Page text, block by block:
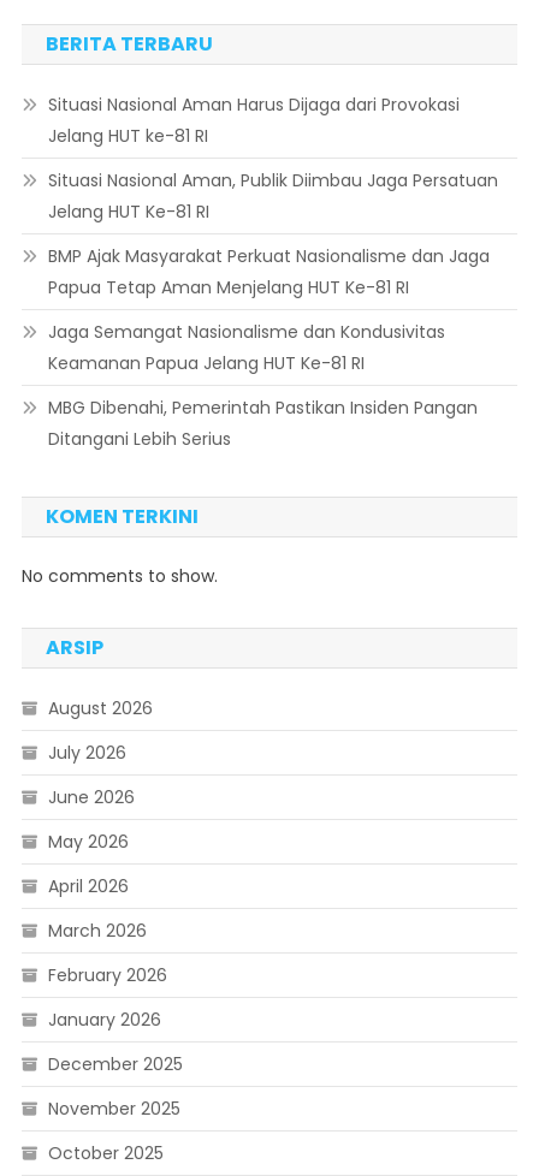
BERITA TERBARU
Situasi Nasional Aman Harus Dijaga dari Provokasi
Jelang HUT ke-81 RI
Situasi Nasional Aman, Publik Diimbau Jaga Persatuan
Jelang HUT Ke-81 RI
BMP Ajak Masyarakat Perkuat Nasionalisme dan Jaga
Papua Tetap Aman Menjelang HUT Ke-81 RI
Jaga Semangat Nasionalisme dan Kondusivitas
Keamanan Papua Jelang HUT Ke-81 RI
MBG Dibenahi, Pemerintah Pastikan Insiden Pangan
Ditangani Lebih Serius
KOMEN TERKINI
No comments to show.
ARSIP
August 2026
July 2026
June 2026
May 2026
April 2026
March 2026
February 2026
January 2026
December 2025
November 2025
October 2025